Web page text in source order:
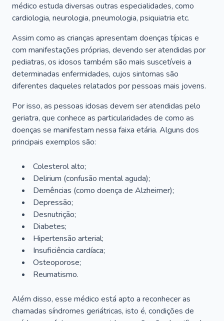
médico estuda diversas outras especialidades, como
cardiologia, neurologia, pneumologia, psiquiatria etc.
Assim como as crianças apresentam doenças típicas e
com manifestações próprias, devendo ser atendidas por
pediatras, os idosos também são mais suscetíveis a
determinadas enfermidades, cujos sintomas são
diferentes daqueles relatados por pessoas mais jovens.
Por isso, as pessoas idosas devem ser atendidas pelo
geriatra, que conhece as particularidades de como as
doenças se manifestam nessa faixa etária. Alguns dos
principais exemplos são:
Colesterol alto;
Delirium (confusão mental aguda);
Demências (como doença de Alzheimer);
Depressão;
Desnutrição;
Diabetes;
Hipertensão arterial;
Insuficiência cardíaca;
Osteoporose;
Reumatismo.
Além disso, esse médico está apto a reconhecer as
chamadas síndromes geriátricas, isto é, condições de